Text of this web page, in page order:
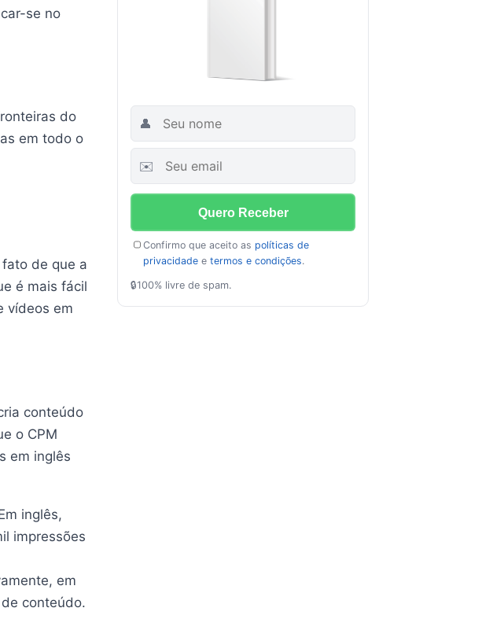
se no
do
em todo o
de que a
é mais fácil
vídeos em
conteúdo
o CPM
em inglês
inglês,
impressões
em
conteúdo.
👤
✉️
Confirmo que aceito as políticas de
privacidade e termos e condições.
🔒100% livre de spam.